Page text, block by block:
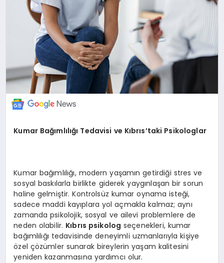
DÜNYA
Kumar Bağımlılığı Tedavisi ve Kıbrıs’taki Psikologlar
Kumar bağımlılığı, modern yaşamın getirdiği stres ve
sosyal baskılarla birlikte giderek yaygınlaşan bir sorun
haline gelmiştir. Kontrolsüz kumar oynama isteği,
sadece maddi kayıplara yol açmakla kalmaz; aynı
zamanda psikolojik, sosyal ve ailevi problemlere de
neden olabilir. Kıbrıs psikolog seçenekleri, kumar
bağımlılığı tedavisinde deneyimli uzmanlarıyla kişiye
özel çözümler sunarak bireylerin yaşam kalitesini
yeniden kazanmasına yardımcı olur.